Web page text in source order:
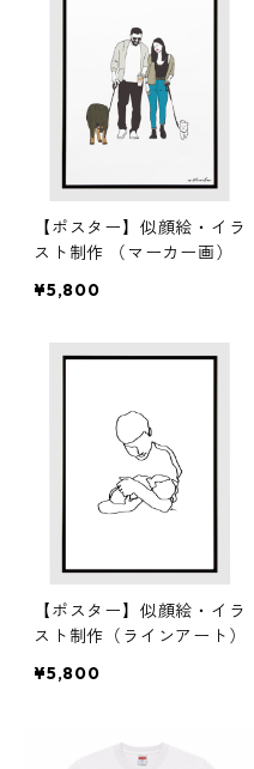
【ポスター】似顔絵・イラ
スト制作 （マーカー画）
¥5,800
【ポスター】似顔絵・イラ
スト制作（ラインアート）
¥5,800